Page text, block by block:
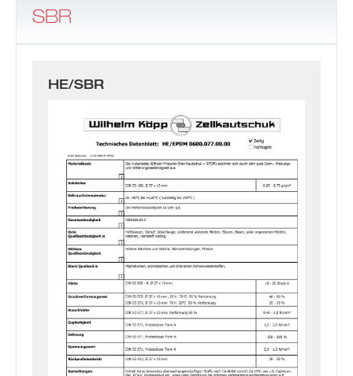
SBR
HE/SBR